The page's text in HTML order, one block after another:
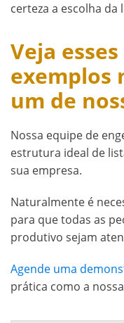
certeza a escolha da
Veja
exemplos
um de
Nossa equipe de
estrutura ideal de
sua empresa.
Naturalmente é
para que todas as
produtivo sejam
Agende uma
prática como a